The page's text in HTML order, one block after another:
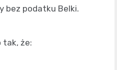
bez podatku Belki.
tak, że: